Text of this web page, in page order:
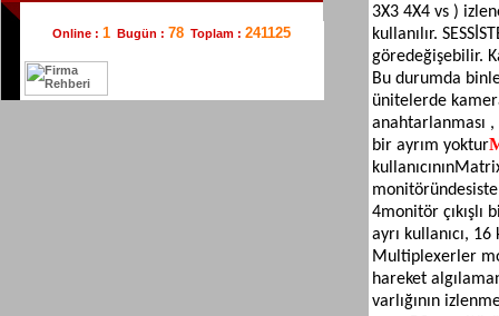
Devamı...
SİSTEMLERİ
09.09.2011
BİLGİSAYAR & GÜVENLİKTE FARKI
YAŞAYIN.... 0224 220 05 58(PBX)
Online : 1 Bugün : 78 Toplam : 241125
3X3 4X4 vs )
kullanılır. SES
göredeğişebilir.
Bu durumda
ünitelerde
anahtarlanması
bir ayrım yoktur
kullanıcının
monitöründe
4monitör
ayrı kullanıcı,
Multiplexerler
hareket
varlığının